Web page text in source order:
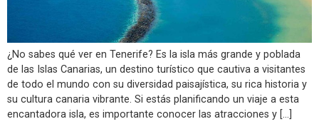
¿No sabes qué ver en Tenerife? Es la isla más grande y poblada
de las Islas Canarias, un destino turístico que cautiva a visitantes
de todo el mundo con su diversidad paisajística, su rica historia y
su cultura canaria vibrante. Si estás planificando un viaje a esta
encantadora isla, es importante conocer las atracciones y […]